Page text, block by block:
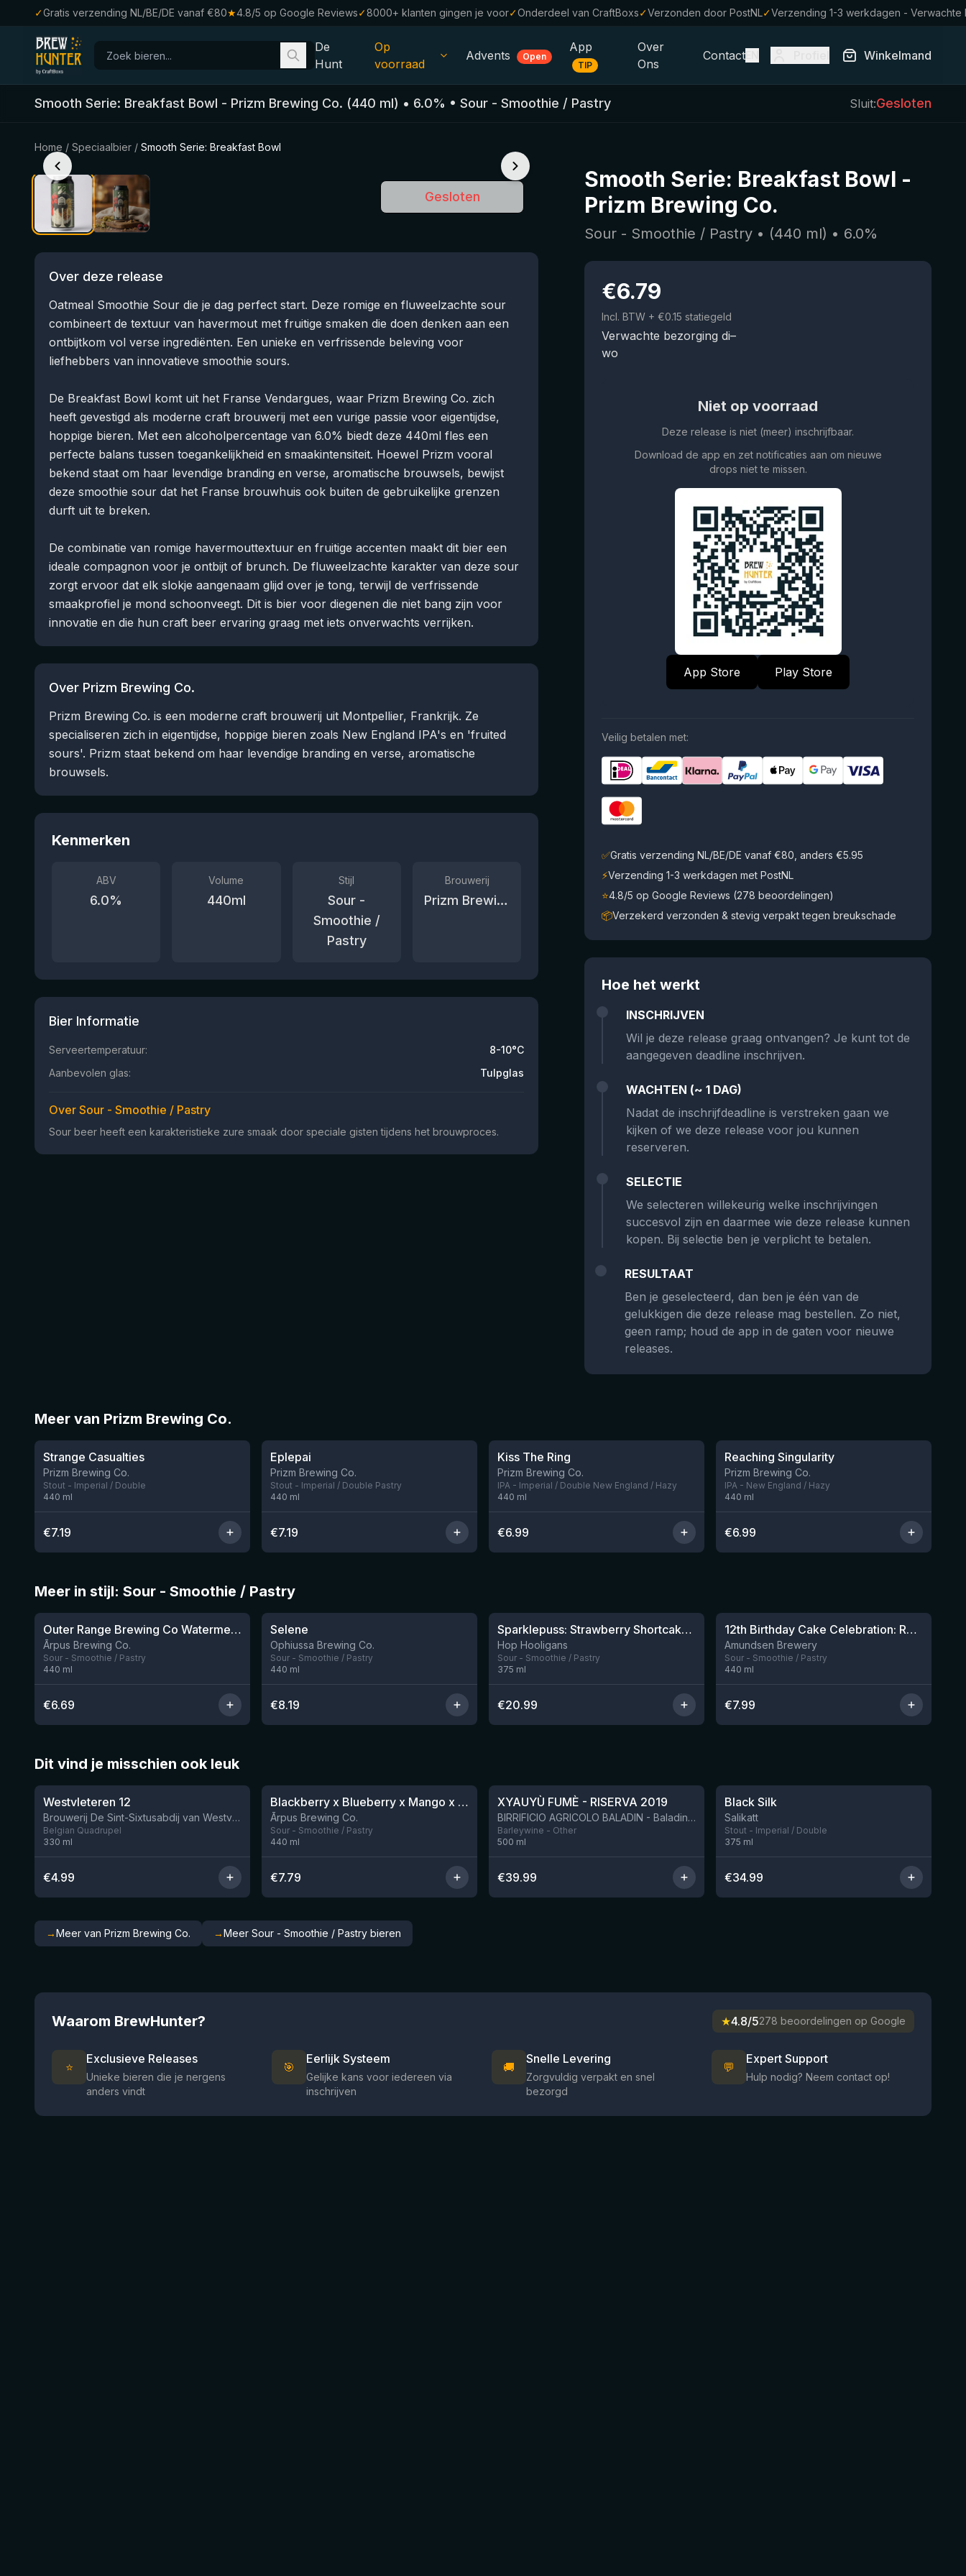
✓Gratis verzending NL/BE/DE vanaf €80★4.8/5 op Google Reviews✓8000+ klanten gingen je voor✓Onderdeel van CraftBoxs✓Verzonden door PostNL✓Verzending 1-3 werkdagen -
De
Hunt
Op
voorraad
Alle Bieren
Cadeaubonnen
Bierpakketten
Brouwerijen
Advents Open
App
TIP
Over
Ons
Contact Winkelmand
Smooth Serie: Breakfast Bowl - Prizm Brewing Co. (440 ml) • 6.0% • Sour - Smoothie / Pastry Sluit:Gesloten
Home / Speciaalbier / Smooth Serie: Breakfast Bowl
Gesloten
Over deze release
Oatmeal Smoothie Sour die je dag perfect start. Deze romige en fluweelzachte sour
combineert de textuur van havermout met fruitige smaken die doen denken aan een
ontbijtkom vol verse ingrediënten. Een unieke en verfrissende beleving voor
liefhebbers van innovatieve smoothie sours.
De Breakfast Bowl komt uit het Franse Vendargues, waar Prizm Brewing Co. zich
heeft gevestigd als moderne craft brouwerij met een vurige passie voor eigentijdse,
hoppige bieren. Met een alcoholpercentage van 6.0% biedt deze 440ml fles een
perfecte balans tussen toegankelijkheid en smaakintensiteit. Hoewel Prizm vooral
bekend staat om haar levendige branding en verse, aromatische brouwsels, bewijst
deze smoothie sour dat het Franse brouwhuis ook buiten de gebruikelijke grenzen
durft uit te breken.
De combinatie van romige havermouttextuur en fruitige accenten maakt dit bier een
ideale compagnon voor je ontbijt of brunch. De fluweelzachte karakter van deze sour
zorgt ervoor dat elk slokje aangenaam glijd over je tong, terwijl de verfrissende
smaakprofiel je mond schoonveegt. Dit is bier voor diegenen die niet bang zijn voor
innovatie en die hun craft beer ervaring graag met iets onverwachts verrijken.
Over Prizm Brewing Co.
Prizm Brewing Co. is een moderne craft brouwerij uit Montpellier, Frankrijk. Ze
specialiseren zich in eigentijdse, hoppige bieren zoals New England IPA's en 'fruited
sours'. Prizm staat bekend om haar levendige branding en verse, aromatische
brouwsels.
Kenmerken
ABV
6.0%
Volume
440ml
Stijl
Sour -
Smoothie /
Pastry
Brouwerij
Prizm Brewing Co.
Bier Informatie
Serveertemperatuur:
8-10°C
Aanbevolen glas:
Tulpglas
Over Sour - Smoothie / Pastry
Sour beer heeft een karakteristieke zure smaak door speciale gisten tijdens het brouwproces.
Smooth Serie: Breakfast Bowl -
Prizm Brewing Co.
Sour - Smoothie / Pastry • (440 ml) • 6.0%
€6.79
Incl. BTW + €0.15 statiegeld
Verwachte bezorging di–
wo
Niet op voorraad
Deze release is niet (meer) inschrijfbaar.
Download de app en zet notificaties aan om nieuwe
drops niet te missen.
App Store Play Store
Veilig betalen met:
✅Gratis verzending NL/BE/DE vanaf €80, anders €5.95
⚡Verzending 1-3 werkdagen met PostNL
⭐4.8/5 op Google Reviews (278 beoordelingen)
📦Verzekerd verzonden & stevig verpakt tegen breukschade
Hoe het werkt
INSCHRIJVEN
Wil je deze release graag ontvangen? Je kunt tot de
aangegeven deadline inschrijven.
WACHTEN (~ 1 DAG)
Nadat de inschrijfdeadline is verstreken gaan we
kijken of we deze release voor jou kunnen
reserveren.
SELECTIE
We selecteren willekeurig welke inschrijvingen
succesvol zijn en daarmee wie deze release kunnen
kopen. Bij selectie ben je verplicht te betalen.
RESULTAAT
Ben je geselecteerd, dan ben je één van de
gelukkigen die deze release mag bestellen. Zo niet,
geen ramp; houd de app in de gaten voor nieuwe
releases.
Meer van Prizm Brewing Co.
★4.09
Strange Casualties
Prizm Brewing Co.
Stout - Imperial / Double
440 ml
€7.19
Eplepai
Prizm Brewing Co.
Stout - Imperial / Double Pastry
440 ml
€7.19
Kiss The Ring
Prizm Brewing Co.
IPA - Imperial / Double New England / Hazy
440 ml
€6.99
Reaching Singularity
Prizm Brewing Co.
IPA - New England / Hazy
440 ml
€6.99
Meer in stijl: Sour - Smoothie / Pastry
Nog 9
★4.04
Outer Range Brewing Co Watermelon x Mint x Lime Smoothie Sour Ale
Ārpus Brewing Co.
Sour - Smoothie / Pastry
440 ml
€6.69
★4.15
Selene
Ophiussa Brewing Co.
Sour - Smoothie / Pastry
440 ml
€8.19
Nog 4Sparklepuss: Strawberry Shortcake Rum BA (2025, purple wax)
Hop Hooligans
Sour - Smoothie / Pastry
375 ml
€20.99
Nog 8
12th Birthday Cake Celebration: Raspberry, Banana, Vanilla Ice Cream
Amundsen Brewery
Sour - Smoothie / Pastry
440 ml
€7.99
Dit vind je misschien ook leuk
★4.46
Westvleteren 12
Brouwerij De Sint-Sixtusabdij van Westvleteren
Belgian Quadrupel
330 ml
€4.99
Nog 9Blackberry x Blueberry x Mango x Pineapple x Peanut Butter Smoothie Sour Ale
Ārpus Brewing Co.
Sour - Smoothie / Pastry
440 ml
€7.79
XYAUYÙ FUMÈ - RISERVA 2019
BIRRIFICIO AGRICOLO BALADIN - Baladin Indipendente Italian Farm Brewery
Barleywine - Other
500 ml
€39.99
Black Silk
Salikatt
Stout - Imperial / Double
375 ml
€34.99
→Meer van Prizm Brewing Co. →Meer Sour - Smoothie / Pastry bieren
Waarom BrewHunter? ★4.8/5278 beoordelingen op Google
⭐
Exclusieve Releases
Unieke bieren die je nergens
anders vindt
🎯
Eerlijk Systeem
Gelijke kans voor iedereen via
inschrijven
🚚
Snelle Levering
Zorgvuldig verpakt en snel
bezorgd
💬
Expert Support
Hulp nodig? Neem contact op!